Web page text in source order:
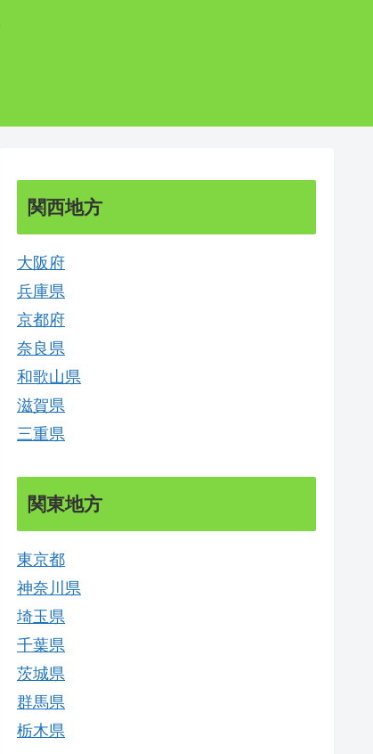
関西地方
大阪府
兵庫県
京都府
奈良県
和歌山県
滋賀県
三重県
関東地方
東京都
神奈川県
埼玉県
千葉県
茨城県
群馬県
栃木県